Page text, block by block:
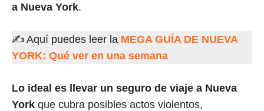
a Nueva York.
✍ Aquí puedes leer la MEGA GUÍA DE NUEVA
YORK: Qué ver en una semana
Lo ideal es llevar un seguro de viaje a Nueva
York que cubra posibles actos violentos,